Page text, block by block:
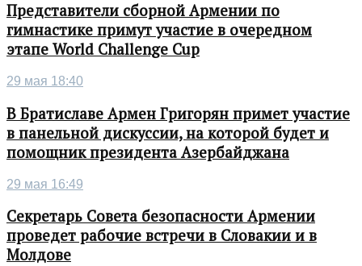
Представители сборной Армении по
гимнастике примут участие в очередном
этапе World Challenge Cup
29 мая 18:40
В Братиславе Армен Григорян примет участие
в панельной дискуссии, на которой будет и
помощник президента Азербайджана
29 мая 16:49
Секретарь Совета безопасности Армении
проведет рабочие встречи в Словакии и в
Молдове